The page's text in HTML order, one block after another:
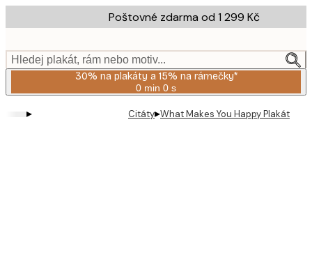
to
content.
Poštovné zdarma od 1 299 Kč
Hledej plakát, rám nebo motiv...
30% na plakáty a 15% na rámečky*
0 min 0 s
Platné
2026-
▸ Citáty▸What Makes You Happy Plakát